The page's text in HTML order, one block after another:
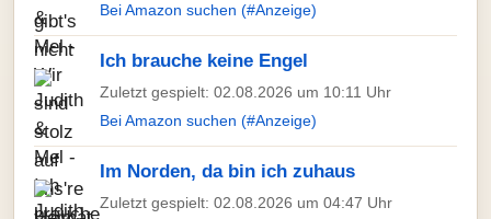
Bei Amazon suchen (#Anzeige)
Ich brauche keine Engel
Zuletzt gespielt: 02.08.2026 um 10:11 Uhr
Bei Amazon suchen (#Anzeige)
Im Norden, da bin ich zuhaus
Zuletzt gespielt: 02.08.2026 um 04:47 Uhr